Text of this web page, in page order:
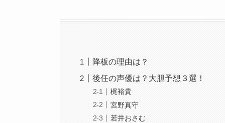
降板の理由は？
後任の声優は？大胆予想３選！
梶裕貴
宮野真守
若井おさむ